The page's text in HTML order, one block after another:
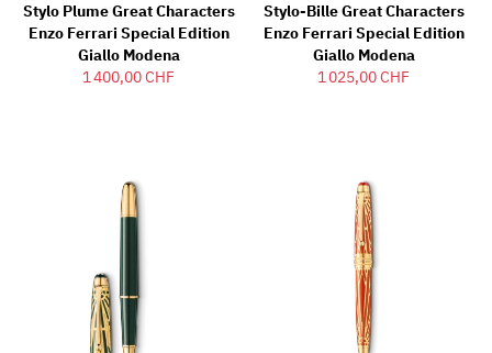
Stylo Plume Great Characters
Enzo Ferrari Special Edition
Giallo Modena
1 400,00 CHF
Stylo-Bille Great Characters
Enzo Ferrari Special Edition
Giallo Modena
1 025,00 CHF